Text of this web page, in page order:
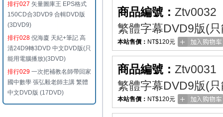
排行027 矢量圖庫王 EPS格式
150CD合3DVD9 合輯DVD版
(3DVD9)
排行028 倪海廈 天紀+筆記 高
清24D9轉3DVD 中文DVD版(只
能用電腦播放)(3DVD)
排行029 一次把補教名師帶回家
國中數學 張弘毅老師主講 繁體
中文DVD版 (17DVD)
商品編號： Ztv0032
繁體字幕DVD9版(
本站售價： NT$120元
商品編號： Ztv0031
繁體字幕DVD9版(
本站售價： NT$120元